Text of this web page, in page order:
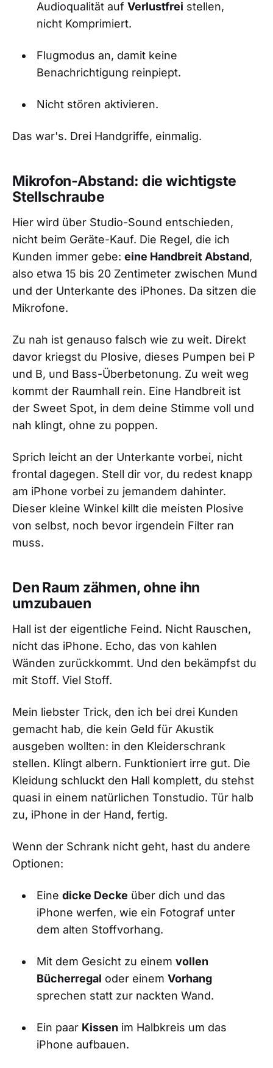
Audioqualität auf Verlustfrei stellen,
nicht Komprimiert.
Flugmodus an, damit keine
Benachrichtigung reinpiept.
Nicht stören aktivieren.
Das war's. Drei Handgriffe, einmalig.
Mikrofon-Abstand: die wichtigste
Stellschraube
Hier wird über Studio-Sound entschieden,
nicht beim Geräte-Kauf. Die Regel, die ich
Kunden immer gebe: eine Handbreit Abstand,
also etwa 15 bis 20 Zentimeter zwischen Mund
und der Unterkante des iPhones. Da sitzen die
Mikrofone.
Zu nah ist genauso falsch wie zu weit. Direkt
davor kriegst du Plosive, dieses Pumpen bei P
und B, und Bass-Überbetonung. Zu weit weg
kommt der Raumhall rein. Eine Handbreit ist
der Sweet Spot, in dem deine Stimme voll und
nah klingt, ohne zu poppen.
Sprich leicht an der Unterkante vorbei, nicht
frontal dagegen. Stell dir vor, du redest knapp
am iPhone vorbei zu jemandem dahinter.
Dieser kleine Winkel killt die meisten Plosive
von selbst, noch bevor irgendein Filter ran
muss.
Den Raum zähmen, ohne ihn
umzubauen
Hall ist der eigentliche Feind. Nicht Rauschen,
nicht das iPhone. Echo, das von kahlen
Wänden zurückkommt. Und den bekämpfst du
mit Stoff. Viel Stoff.
Mein liebster Trick, den ich bei drei Kunden
gemacht hab, die kein Geld für Akustik
ausgeben wollten: in den Kleiderschrank
stellen. Klingt albern. Funktioniert irre gut. Die
Kleidung schluckt den Hall komplett, du stehst
quasi in einem natürlichen Tonstudio. Tür halb
zu, iPhone in der Hand, fertig.
Wenn der Schrank nicht geht, hast du andere
Optionen:
Eine dicke Decke über dich und das
iPhone werfen, wie ein Fotograf unter
dem alten Stoffvorhang.
Mit dem Gesicht zu einem vollen
Bücherregal oder einem Vorhang
sprechen statt zur nackten Wand.
Ein paar Kissen im Halbkreis um das
iPhone aufbauen.